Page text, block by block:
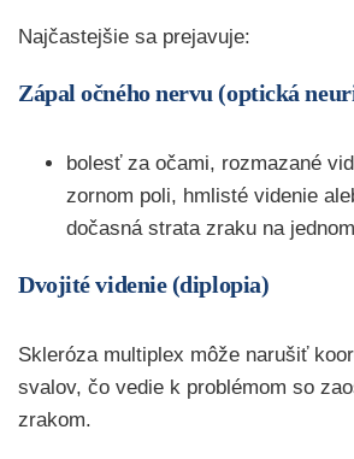
Najčastejšie sa prejavuje:
Zápal očného nervu (optická
bolesť za očami, rozmazané
zornom poli, hmlisté videnie
dočasná strata zraku na
Dvojité videnie (diplopia)
Skleróza multiplex môže narušiť
svalov, čo vedie k problémom so
zrakom.